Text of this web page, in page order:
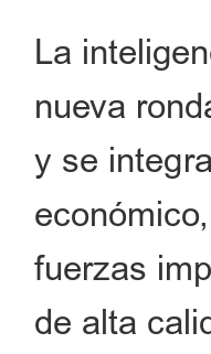
La
nueva
y se
fuerzas
de alta